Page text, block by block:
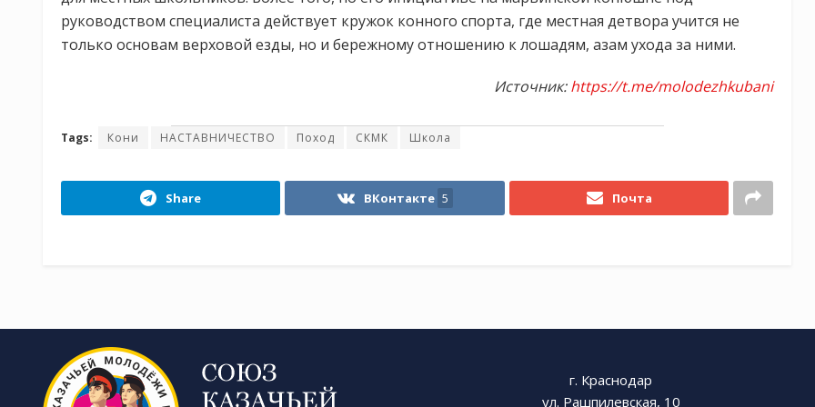
руководством специалиста действует кружок конного спорта, где местная детвора учится не
только основам верховой езды, но и бережному отношению к лошадям, азам ухода за ними.
Источник:https://t.me/molodezhkubani
Tags: Кони НАСТАВНИЧЕСТВО Поход СКМК Школа
Share ВКонтакте 5 Почта
г. Краснодар
ул. Рашпилевская, 10